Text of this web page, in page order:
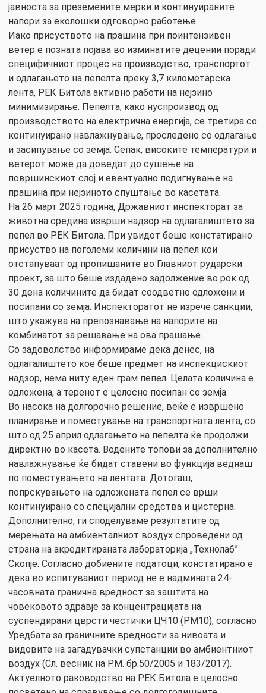
јавноста за преземените мерки и континуираните
напори за еколошки одговорно работење.
Иако присуството на прашина при поинтензивен
ветер е позната појава во изминатите децении поради
специфичниот процес на производство, транспортот
и одлагањето на пепелта преку 3,7 километарска
лента, РЕК Битола активно работи на нејзино
минимизирање. Пепелта, како нуспроизвод од
производството на електрична енергија, се третира со
континуирано навлажнување, проследено со одлагање
и засипување со земја. Сепак, високите температури и
ветерот може да доведат до сушење на
површинскиот слој и евентуално подигнување на
прашина при нејзиното спуштање во касетата.
На 26 март 2025 година, Државниот инспекторат за
животна средина изврши надзор на одлагалиштето за
пепел во РЕК Битола. При увидот беше констатирано
присуство на поголеми количини на пепел кои
отстапуваат од пропишаните во Главниот рударски
проект, за што беше издадено задолжение во рок од
30 дена количините да бидат соодветно одложени и
посипани со земја. Инспекторатот не изрече санкции,
што укажува на препознавање на напорите на
комбинатот за решавање на ова прашање.
Со задоволство информираме дека денес, на
одлагалиштето кое беше предмет на инспекцискиот
надзор, нема ниту еден грам пепел. Целата количина е
одложена, а теренот е целосно посипан со земја.
Во насока на долгорочно решение, веќе е извршено
планирање и поместување на транспортната лента, со
што од 25 април одлагањето на пепелта ќе продолжи
директно во касета. Водените топови за дополнително
навлажнување ќе бидат ставени во функција веднаш
по поместувањето на лентата. Дотогаш,
попрскувањето на одложената пепел се врши
континуирано со специјални средства и цистерна.
Дополнително, ги споделуваме резултатите од
мерењата на амбиенталниот воздух спроведени од
страна на акредитираната лабораторија „Технолаб”
Скопје. Согласно добиените податоци, констатирано е
дека во испитуваниот период не е надмината 24-
часовната гранична вредност за заштита на
човековото здравје за концентрацијата на
суспендирани цврсти честички ЦЧ10 (PM10), согласно
Уредбата за граничните вредности за нивоата и
видовите на загадувачки супстанции во амбиентниот
воздух (Сл. весник на Р.М. бр.50/2005 и 183/2017).
Актуелното раководство на РЕК Битола е целосно